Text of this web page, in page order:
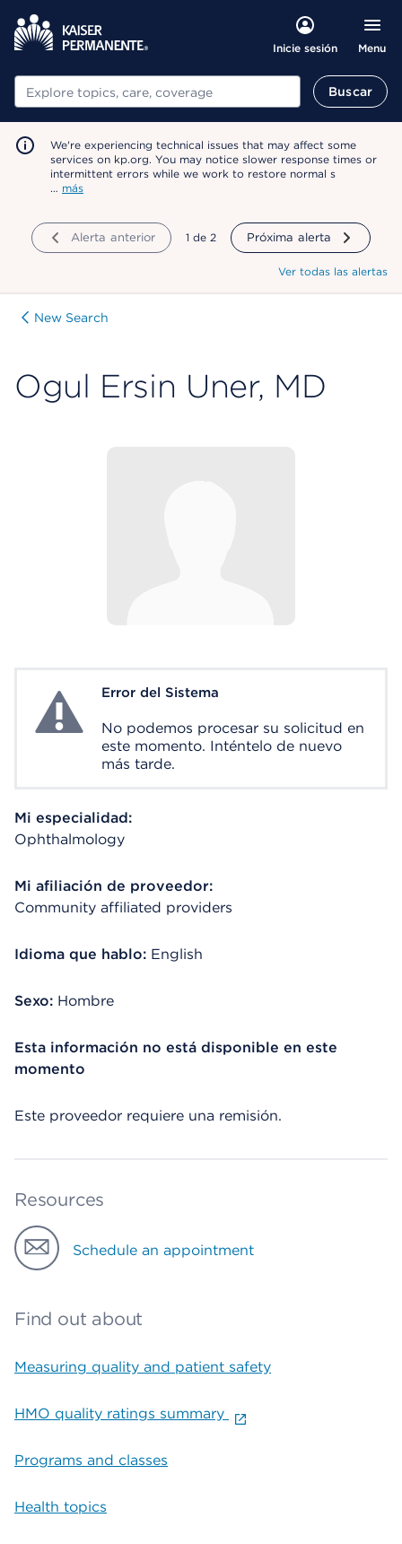
Inicie sesión Menu
Buscar Buscar
We're experiencing technical issues that may affect some
services on kp.org. You may notice slower response times or
intermittent errors while we work to restore normal s
… más
Alerta anterior mostrando
1 de 2 Próxima alerta
Ver todas las alertas
New Search
Ogul Ersin Uner, MD
System ErrorError del Sistema
No podemos procesar su solicitud en
este momento. Inténtelo de nuevo
más tarde.
Mi especialidad:
Ophthalmology
Mi afiliación de proveedor:
Community affiliated providers
Idioma que hablo: English
Sexo: Hombre
Esta información no está disponible en este
momento
Este proveedor requiere una remisión.
Resources
Schedule an appointment
Find out about
Measuring quality and patient safety
HMO quality ratings summary
Programs and classes
Health topics